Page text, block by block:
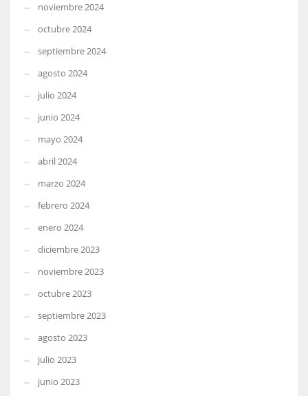
noviembre 2024
octubre 2024
septiembre 2024
agosto 2024
julio 2024
junio 2024
mayo 2024
abril 2024
marzo 2024
febrero 2024
enero 2024
diciembre 2023
noviembre 2023
octubre 2023
septiembre 2023
agosto 2023
julio 2023
junio 2023